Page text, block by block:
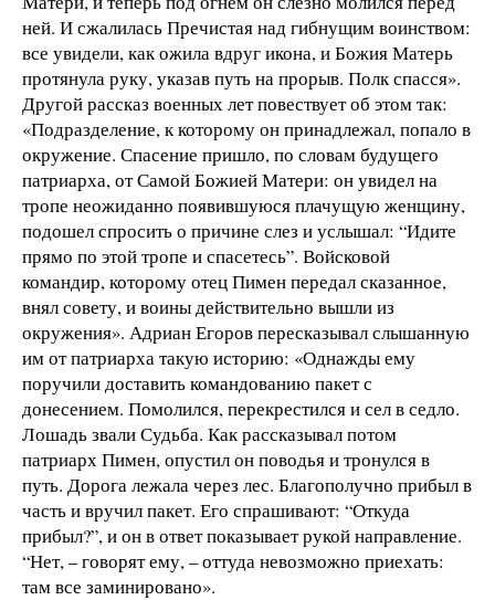
ней. И сжалилась Пречистая над гибнущим воинством:
все увидели, как ожила вдруг икона, и Божия Матерь
протянула руку, указав путь на прорыв. Полк спасся».
Другой рассказ военных лет повествует об этом так:
«Подразделение, к которому он принадлежал, попало в
окружение. Спасение пришло, по словам будущего
патриарха, от Самой Божией Матери: он увидел на
тропе неожиданно появившуюся плачущую женщину,
подошел спросить о причине слез и услышал: “Идите
прямо по этой тропе и спасетесь”. Войсковой
командир, которому отец Пимен передал сказанное,
внял совету, и воины действительно вышли из
окружения». Адриан Егоров пересказывал слышанную
им от патриарха такую историю: «Однажды ему
поручили доставить командованию пакет с
донесением. Помолился, перекрестился и сел в седло.
Лошадь звали Судьба. Как рассказывал потом
патриарх Пимен, опустил он поводья и тронулся в
путь. Дорога лежала через лес. Благополучно прибыл в
часть и вручил пакет. Его спрашивают: “Откуда
прибыл?”, и он в ответ показывает рукой направление.
“Нет, – говорят ему, – оттуда невозможно приехать:
там все заминировано».